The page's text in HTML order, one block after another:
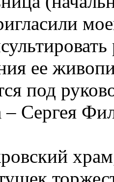
ее
под
– Сергея